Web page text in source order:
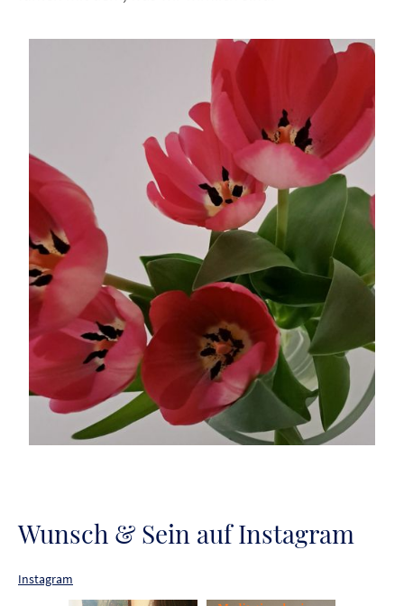
Wunsch & Sein auf Instagram
Instagram